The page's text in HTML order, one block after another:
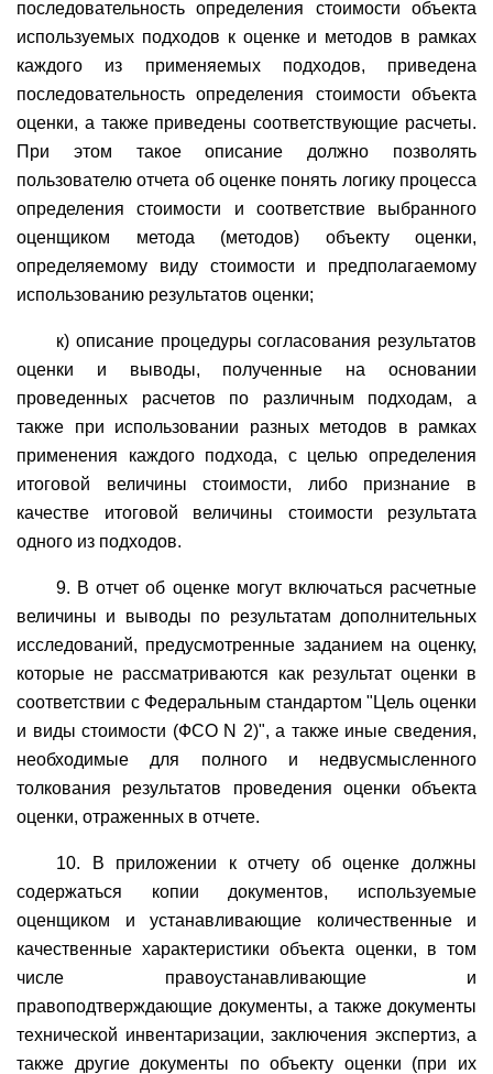
последовательность определения стоимости объекта
используемых подходов к оценке и методов в рамках
каждого из применяемых подходов, приведена
последовательность определения стоимости объекта
оценки, а также приведены соответствующие расчеты.
При этом такое описание должно позволять
пользователю отчета об оценке понять логику процесса
определения стоимости и соответствие выбранного
оценщиком метода (методов) объекту оценки,
определяемому виду стоимости и предполагаемому
использованию результатов оценки;
к) описание процедуры согласования результатов
оценки и выводы, полученные на основании
проведенных расчетов по различным подходам, а
также при использовании разных методов в рамках
применения каждого подхода, с целью определения
итоговой величины стоимости, либо признание в
качестве итоговой величины стоимости результата
одного из подходов.
9. В отчет об оценке могут включаться расчетные
величины и выводы по результатам дополнительных
исследований, предусмотренные заданием на оценку,
которые не рассматриваются как результат оценки в
соответствии с Федеральным стандартом "Цель оценки
и виды стоимости (ФСО N 2)", а также иные сведения,
необходимые для полного и недвусмысленного
толкования результатов проведения оценки объекта
оценки, отраженных в отчете.
10. В приложении к отчету об оценке должны
содержаться копии документов, используемые
оценщиком и устанавливающие количественные и
качественные характеристики объекта оценки, в том
числе правоустанавливающие и
правоподтверждающие документы, а также документы
технической инвентаризации, заключения экспертиз, а
также другие документы по объекту оценки (при их